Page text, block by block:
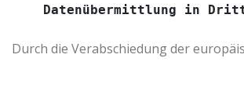
Datenübermittlung in
Durch die Verabschiedung der